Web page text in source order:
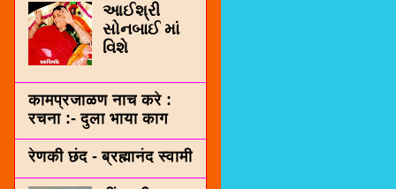
આઈશ્રી
સોનબાઈ માં
વિશે
कामप्रजाळण नाच करे :
रचना :- दुला भाया काग
रेणकी छंद - ब्रह्मानंद स्वामी